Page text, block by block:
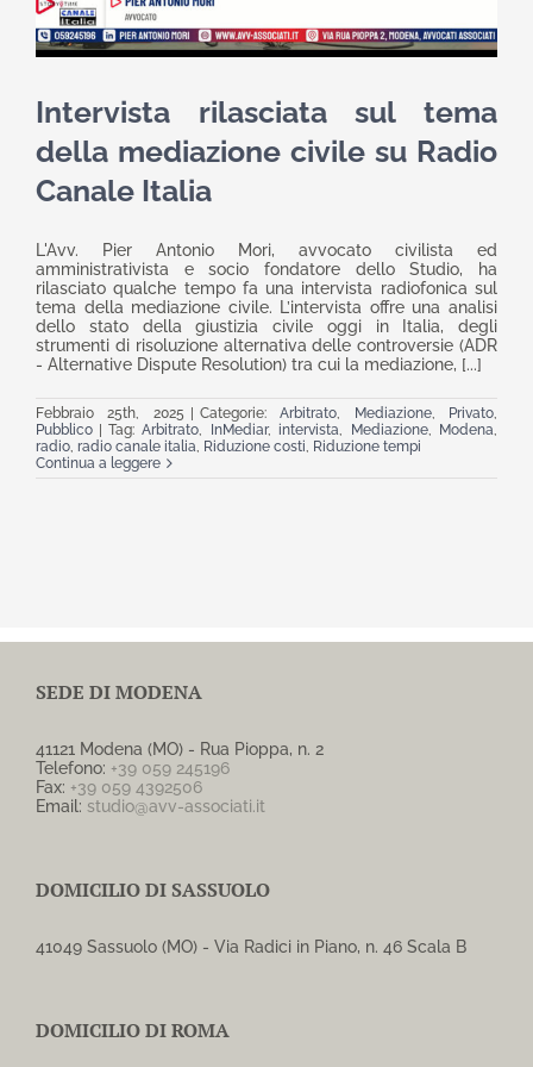
Intervista rilasciata sul tema
della mediazione civile su Radio
Canale Italia
L'Avv. Pier Antonio Mori, avvocato civilista ed
amministrativista e socio fondatore dello Studio, ha
rilasciato qualche tempo fa una intervista radiofonica sul
tema della mediazione civile. L’intervista offre una analisi
dello stato della giustizia civile oggi in Italia, degli
strumenti di risoluzione alternativa delle controversie (ADR
- Alternative Dispute Resolution) tra cui la mediazione, [...]
Febbraio 25th, 2025 Categorie:Arbitrato, Mediazione, Privato,
Pubblico
Tag:Arbitrato, InMediar,intervista, Mediazione, Modena,
radio, radio canale italia, Riduzione costi, Riduzione tempi
Continua a leggere
SEDE DI MODENA
41121 Modena (MO) - Rua Pioppa, n. 2
Telefono: +39 059 245196
Fax: +39 059 4392506
Email: studio@avv-associati.it
DOMICILIO DI SASSUOLO
41049 Sassuolo (MO) - Via Radici in Piano, n. 46 Scala B
DOMICILIO DI ROMA